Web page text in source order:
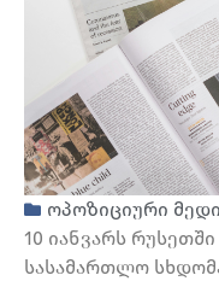
ოპოზიციური
10 იანვარს
სასამართლო